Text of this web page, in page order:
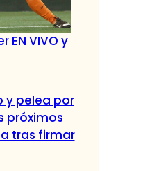
EN VIVO y
y pelea por
próximos
tras firmar